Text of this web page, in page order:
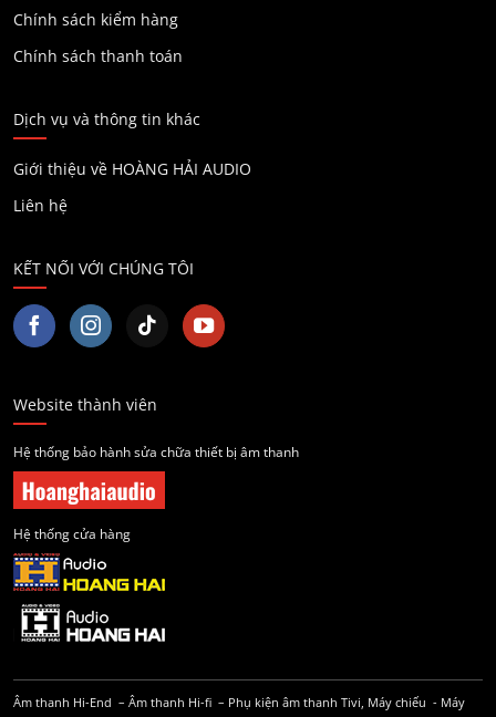
Chính sách kiểm hàng
Chính sách thanh toán
Dịch vụ và thông tin khác
Giới thiệu về HOÀNG HẢI AUDIO
Liên hệ
KẾT NỐI VỚI CHÚNG TÔI
Website thành viên
Hệ thống bảo hành sửa chữa thiết bị âm thanh
Hệ thống cửa hàng
Âm thanh Hi-End – Âm thanh Hi-fi – Phụ kiện âm thanh Tivi, Máy chiếu - Máy